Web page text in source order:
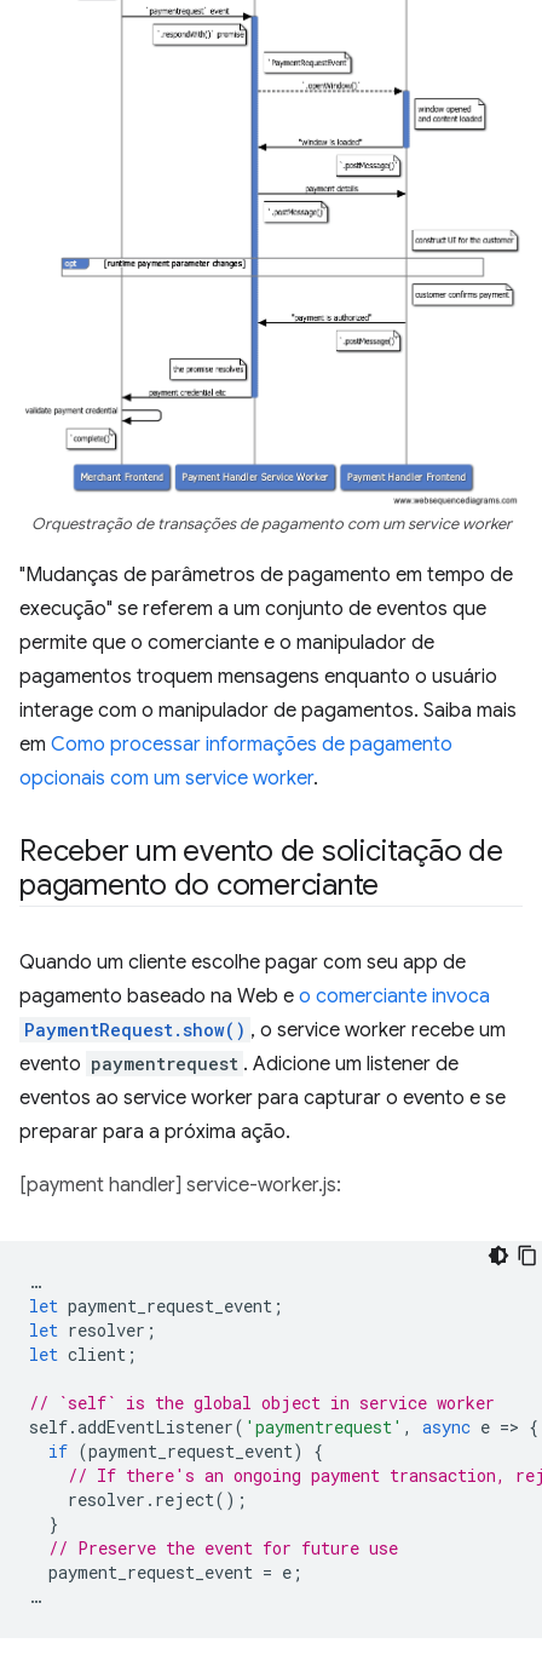
Orquestração de transações de pagamento com um service worker
"Mudanças de parâmetros de pagamento em tempo de
execução" se referem a um conjunto de eventos que
permite que o comerciante e o manipulador de
pagamentos troquem mensagens enquanto o usuário
interage com o manipulador de pagamentos. Saiba mais
em Como processar informações de pagamento
opcionais com um service worker.
Receber um evento de solicitação de
pagamento do comerciante
Quando um cliente escolhe pagar com seu app de
pagamento baseado na Web e o comerciante invoca
PaymentRequest.show() , o service worker recebe um
evento paymentrequest . Adicione um listener de
eventos ao service worker para capturar o evento e se
preparar para a próxima ação.
[payment handler] service-worker.js:
…
let payment_request_event ;
let resolver ;
let client ;
// `self` is the global object in service worker
self.addEventListener( 'paymentrequest' , async e => {
if (payment_request_event)
{
// If there's an ongoing payment transaction,
resolver . reject();
}
// Preserve the event for future use
payment_request_event = e ;
…